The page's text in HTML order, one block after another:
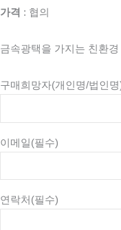
가격 : 협의
금속광택을 가지는 친환
구매희망자(개인명/법인명
이메일(필수)
연락처(필수)